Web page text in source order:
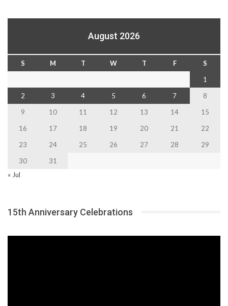
August 2026
S M T W T F
S
1
2
3 4 5 6 7
8
9
10 11 12 13 14
15
16
17 18 19 20 21
22
23
24 25 26 27 28
29
30
31
« Jul
15th Anniversary Celebrations